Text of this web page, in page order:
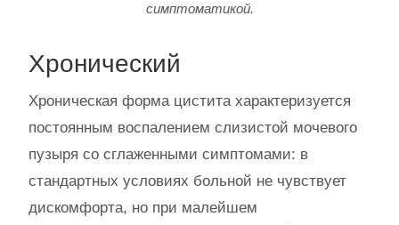
симптоматикой.
Хронический
Хроническая форма цистита характеризуется
постоянным воспалением слизистой мочевого
пузыря со сглаженными симптомами: в
стандартных условиях больной не чувствует
дискомфорта, но при малейшем